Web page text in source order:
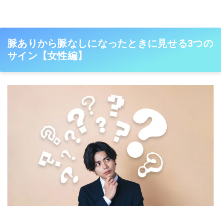
脈ありから脈なしになったときに見せる3つの
サイン【女性編】